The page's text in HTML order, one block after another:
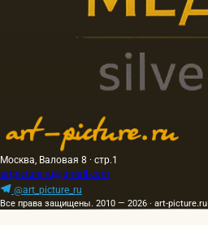
Москва, Валовая 8 · стр.1
artpicture.ru@gmail.com
@art_picture_ru
Все права защищены. 2010 — 2026 · art-picture.ru